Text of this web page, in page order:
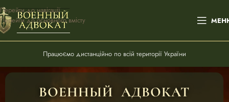
Перейти до навігації
Перейти до основного вмісту
Працюємо дистанційно по всій території України
ВОЕННЫЙ АДВОКАТ